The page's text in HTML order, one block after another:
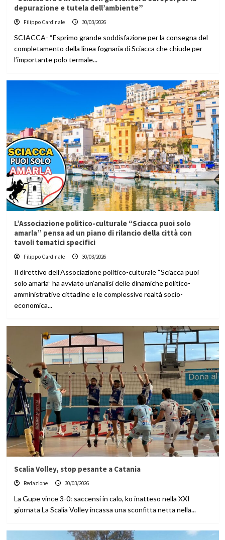
depurazione e tutela dell’ambiente”
Filippo Cardinale 30/03/2026
SCIACCA- “Esprimo grande soddisfazione per la consegna del
completamento della linea fognaria di Sciacca che chiude per
l’importante polo termale...
L’Associazione politico-culturale “Sciacca puoi solo
amarla” pensa ad un piano di rilancio della città con
tavoli tematici specifici
Filippo Cardinale 30/03/2026
Il direttivo dell’Associazione politico-culturale “Sciacca puoi
solo amarla” ha avviato un’analisi delle dinamiche politico-
amministrative cittadine e le complessive realtà socio-
economica...
Scalia Volley, stop pesante a Catania
Redazione 30/03/2026
La Gupe vince 3-0: saccensi in calo, ko inatteso nella XXI
giornata La Scalia Volley incassa una sconfitta netta nella...